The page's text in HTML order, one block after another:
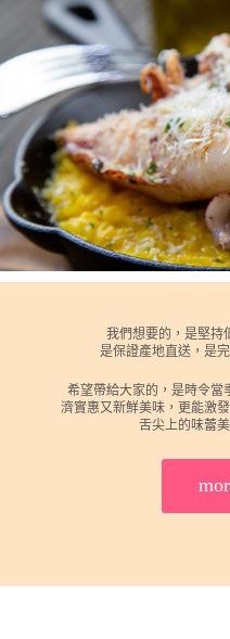
我們想要的，是堅持
是保證產地直送，是
希望帶給大家的，是時令當
濟實惠又新鮮美味，更能激
舌尖上的味蕾